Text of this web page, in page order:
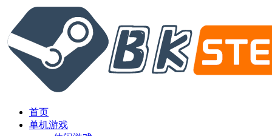
首页
单机游戏